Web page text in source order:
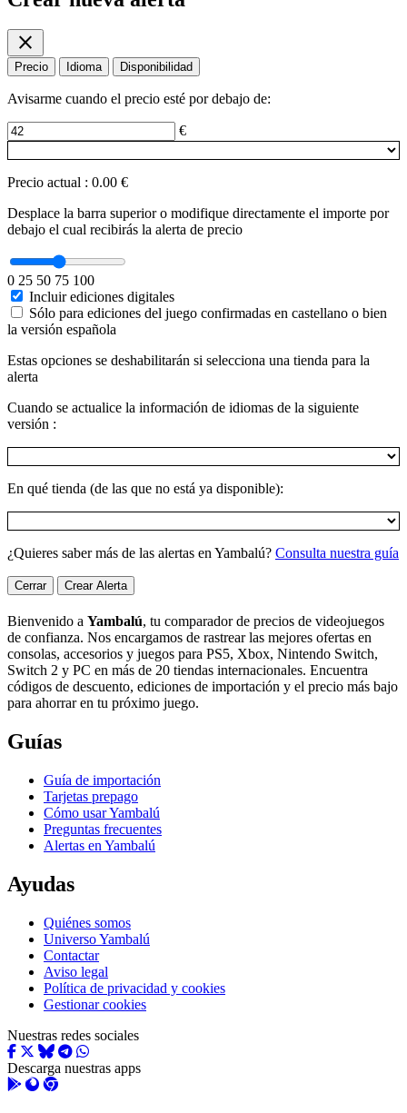
close
Precio Idioma Disponibilidad
Avisarme cuando el precio esté por debajo de:
€
Precio actual : 0.00 €
Desplace la barra superior o modifique directamente el importe por
debajo el cual recibirás la alerta de precio
0 25 50 75 100
Incluir ediciones digitales
Sólo para ediciones del juego confirmadas en castellano o bien
la versión española
Estas opciones se deshabilitarán si selecciona una tienda para la
alerta
Cuando se actualice la información de idiomas de la siguiente
versión :
En qué tienda (de las que no está ya disponible):
¿Quieres saber más de las alertas en Yambalú? Consulta nuestra guía
Cerrar Crear Alerta
Bienvenido a Yambalú, tu comparador de precios de videojuegos
de confianza. Nos encargamos de rastrear las mejores ofertas en
consolas, accesorios y juegos para PS5, Xbox, Nintendo Switch,
Switch 2 y PC en más de 20 tiendas internacionales. Encuentra
códigos de descuento, ediciones de importación y el precio más bajo
para ahorrar en tu próximo juego.
Guías
Guía de importación
Tarjetas prepago
Cómo usar Yambalú
Preguntas frecuentes
Alertas en Yambalú
Ayudas
Quiénes somos
Universo Yambalú
Contactar
Aviso legal
Política de privacidad y cookies
Gestionar cookies
Nuestras redes sociales
Descarga nuestras apps